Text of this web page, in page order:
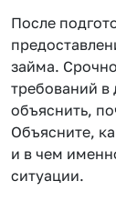
После
займа.
требований
объяснить,
Объясните,
и в чем
ситуации.